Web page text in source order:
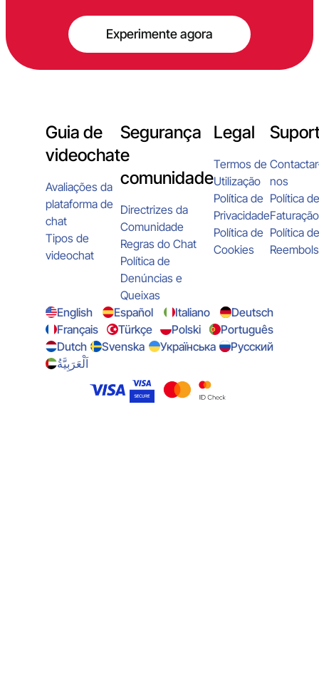
Experimente agora
Guia de
videochat
Avaliações da
plataforma de
chat
Tipos de
videochat
Segurança
e
comunidade
Directrizes da
Comunidade
Regras do Chat
Política de
Denúncias e
Queixas
Legal
Termos de
Utilização
Política de
Privacidade
Política de
Cookies
nos
Política de
Faturação
Política de
English Español Italiano
Deutsch
Français
Türkçe Polski
Português
Dutch
Svenska Українська
Русский
اَلْعَرَبِيَّةُ